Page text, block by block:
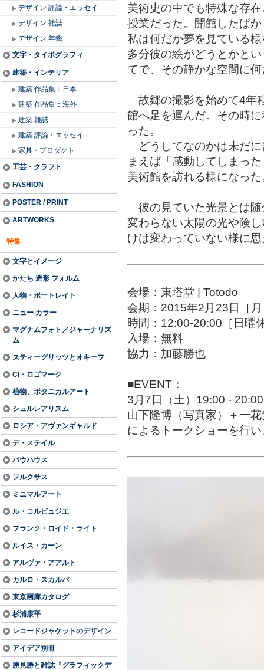
デザイン 評論・エッセイ
デザイン 雑誌
デザイン 年鑑
文字・タイポグラフィ
建築・インテリア
建築 作品集：日本
建築 作品集：海外
建築 雑誌
建築 評論・エッセイ
家具・プロダクト
工芸・クラフト
FASHION
POSTER / PRINT
ARTWORKS
特集
文字とイメージ
かたち 造形 フォルム
人物・ポートレイト
ニュー カラー
マグナムフォト／ジャーナリズ
ム
スティーグリッツとオキーフ
CI・ロゴマーク
植物、ボタニカルアート
シュルレアリスム
ロシア・アヴァンギャルド
デ・ステイル
バウハウス
フルクサス
ミニマルアート
ル・コルビュジエ
フランク・ロイド・ライト
ルイス・カーン
アルヴァ・アアルト
カルロ・スカルパ
東京画廊カタログ
杉浦康平
レコードジャケットのデザイン
アイデア別冊
勝見勝と雑誌『グラフィックデ
美術史の中でも特殊な存
授業だった。開館したば
私は何だか夢を見ている
多分彼の絵がどうとかと
てで、その静かな空間に
故郷の撮影を始めて4年
館へ足を運んだ。その時
った。
どうしてなのかは未だに
まえば「感動してしまっ
美術館を訪れる様になった
彼の見ていた光景とは随
変わらない太陽の光や険
けは変わっていない様に
会場：東塔堂 | Totodo
会期：2015年2月23日［
時間：12:00-20:00［日曜
入場：無料
協力：加藤勝也
■EVENT：
3月7日（土）19:00 - 20:00
山下隆博（写真家）＋一
によるトークショーを行